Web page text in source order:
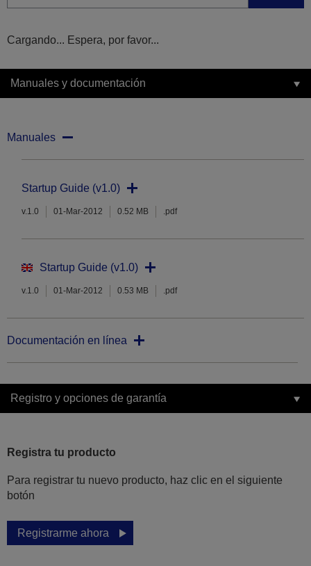
Cargando... Espera, por favor...
Manuales y documentación
Manuales
Startup Guide (v1.0)
v.1.0 01-Mar-2012 0.52 MB .pdf
Startup Guide (v1.0)
v.1.0 01-Mar-2012 0.53 MB .pdf
Documentación en línea
Registro y opciones de garantía
Registra tu producto
Para registrar tu nuevo producto, haz clic en el siguiente
botón
Registrarme ahora